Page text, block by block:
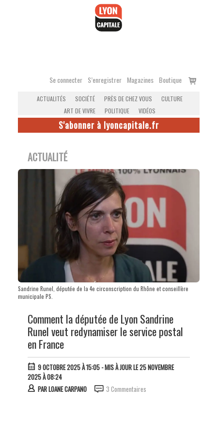
Se connecter S’enregistrer Magazines Boutique
Voir
ACTUALITÉS SOCIÉTÉ PRÈS DE CHEZ VOUS
CULTURE
ART DE VIVRE
POLITIQUE VIDÉOS
S'abonner à lyoncapitale.fr
ACTUALITÉ
Sandrine Runel, députée de la 4e circonscription du Rhône et conseillère
municipale PS.
Comment la députée de Lyon Sandrine
Runel veut redynamiser le service postal
en France
9 OCTOBRE 2025 À 15:05- MIS À JOUR LE 25 NOVEMBRE
2025 À 08:24
PARLOANE CARPANO 3 Commentaires